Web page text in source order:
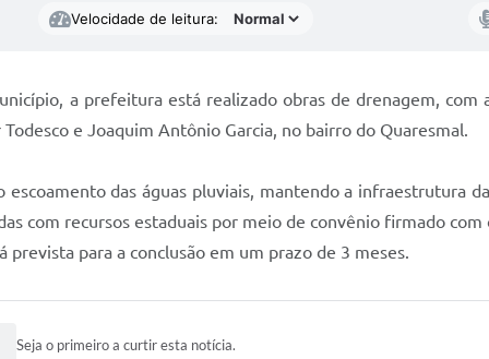
Velocidade de leitura:
a prefeitura está realizado obras de drenagem,
e Joaquim Antônio Garcia, no bairro do Quaresmal.
das águas pluviais, mantendo a infraestrutura
com recursos estaduais por meio de convênio firmado
prevista para a conclusão em um prazo de 3 meses.
Seja o primeiro a curtir esta notícia.